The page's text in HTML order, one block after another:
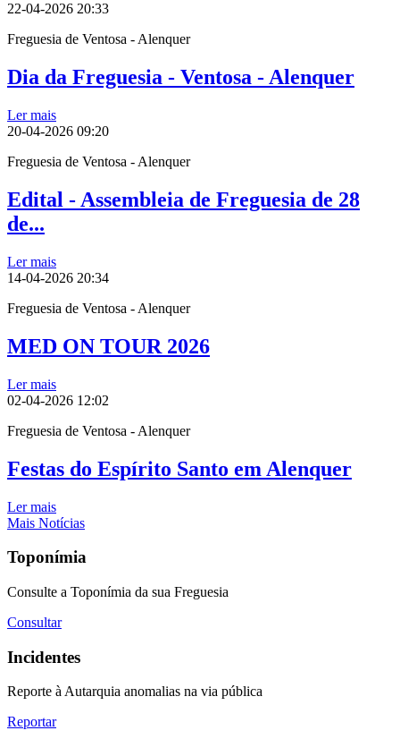
22-04-2026 20:33
Freguesia de Ventosa - Alenquer
Dia da Freguesia - Ventosa - Alenquer
Ler mais
20-04-2026 09:20
Freguesia de Ventosa - Alenquer
Edital - Assembleia de Freguesia de 28
de...
Ler mais
14-04-2026 20:34
Freguesia de Ventosa - Alenquer
MED ON TOUR 2026
Ler mais
02-04-2026 12:02
Freguesia de Ventosa - Alenquer
Festas do Espírito Santo em Alenquer
Ler mais
Mais Notícias
Toponímia
Consulte a Toponímia da sua Freguesia
Consultar
Incidentes
Reporte à Autarquia anomalias na via pública
Reportar